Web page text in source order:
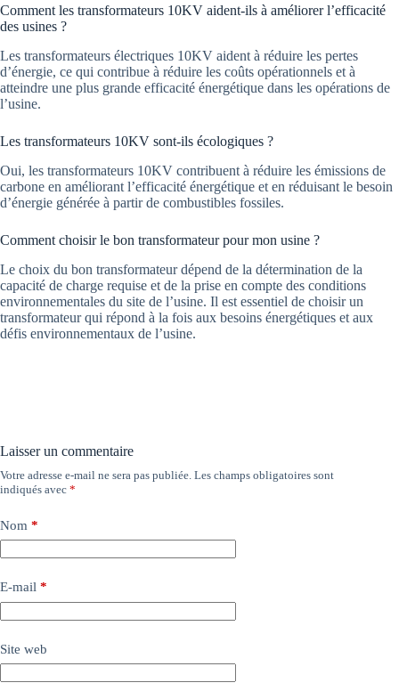
Comment les transformateurs 10KV aident-ils à améliorer l’efficacité
des usines ?
Les transformateurs électriques 10KV aident à réduire les pertes
d’énergie, ce qui contribue à réduire les coûts opérationnels et à
atteindre une plus grande efficacité énergétique dans les opérations de
l’usine.
Les transformateurs 10KV sont-ils écologiques ?
Oui, les transformateurs 10KV contribuent à réduire les émissions de
carbone en améliorant l’efficacité énergétique et en réduisant le besoin
d’énergie générée à partir de combustibles fossiles.
Comment choisir le bon transformateur pour mon usine ?
Le choix du bon transformateur dépend de la détermination de la
capacité de charge requise et de la prise en compte des conditions
environnementales du site de l’usine. Il est essentiel de choisir un
transformateur qui répond à la fois aux besoins énergétiques et aux
défis environnementaux de l’usine.
Laisser un commentaire
Votre adresse e-mail ne sera pas publiée. Les champs obligatoires sont
indiqués avec *
Nom *
E-mail *
Site web